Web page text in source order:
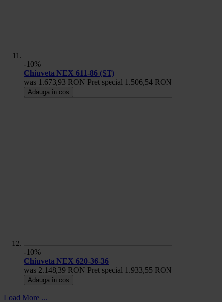
-10%
Chiuveta NEX 611-86 (ST)
was 1.673,93 RON Pret special 1.506,54 RON
Adauga în cos
-10%
Chiuveta NEX 620-36-36
was 2.148,39 RON Pret special 1.933,55 RON
Adauga în cos
Load More ...